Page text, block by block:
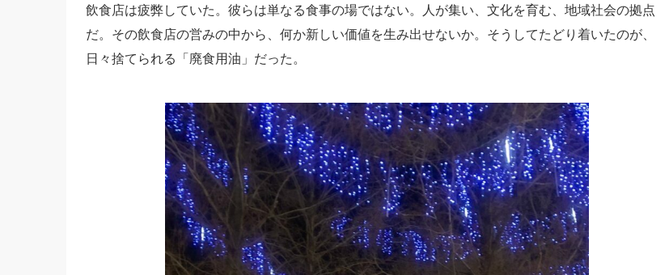
飲食店は疲弊していた。彼らは単なる食事の場ではない。人が集い、文化を育む、地域社会の拠点
だ。その飲食店の営みの中から、何か新しい価値を生み出せないか。そうしてたどり着いたのが、
日々捨てられる「廃食用油」だった。